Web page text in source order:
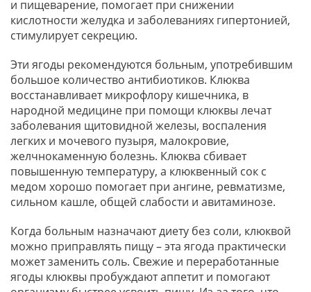
и пищеварение, помогает при снижении
кислотности желудка и заболеваниях гипертонией,
стимулирует секрецию.
Эти ягоды рекомендуются больным, употребившим
большое количество антибиотиков. Клюква
восстанавливает микрофлору кишечника, в
народной медицине при помощи клюквы лечат
заболевания щитовидной железы, воспаления
легких и мочевого пузыря, малокровие,
желчнокаменную болезнь. Клюква сбивает
повышенную температуру, а клюквенный сок с
медом хорошо помогает при ангине, ревматизме,
сильном кашле, общей слабости и авитаминозе.
Когда больным назначают диету без соли, клюквой
можно приправлять пищу – эта ягода практически
может заменить соль. Свежие и переработанные
ягоды клюквы пробуждают аппетит и помогают